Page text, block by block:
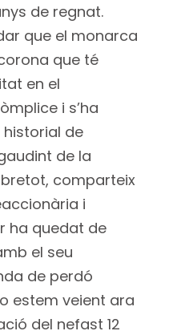
de regnat.
que el monarca
que té
en el
i s’ha
de
de la
comparteix
i
ha quedat de
el seu
de perdó
estem veient ara
del nefast 12